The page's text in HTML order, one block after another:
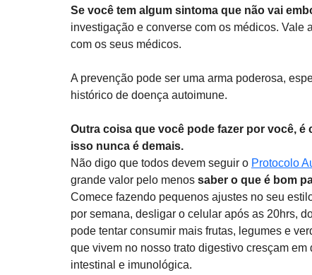
Se você tem algum sintoma que não vai
investigação e converse com os médicos.
com os seus médicos.
A prevenção pode ser uma arma poderosa,
histórico de doença autoimune.
Outra coisa que você pode fazer por você,
isso nunca é demais.
Não digo que todos devem seguir o Protocolo
grande valor pelo menos saber o que é bom
Comece fazendo pequenos ajustes no seu
por semana, desligar o celular após as 20hrs,
pode tentar consumir mais frutas, legumes e
que vivem no nosso trato digestivo cresçam
intestinal e imunológica.